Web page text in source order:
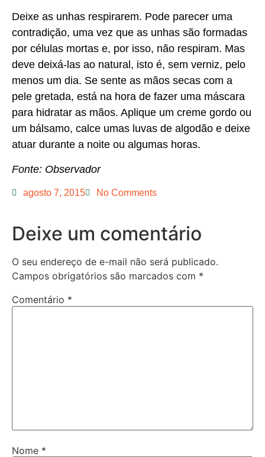
Deixe as unhas respirarem. Pode parecer uma
contradição, uma vez que as unhas são formadas
por células mortas e, por isso, não respiram. Mas
deve deixá-las ao natural, isto é, sem verniz, pelo
menos um dia. Se sente as mãos secas com a
pele gretada, está na hora de fazer uma máscara
para hidratar as mãos. Aplique um creme gordo ou
um bálsamo, calce umas luvas de algodão e deixe
atuar durante a noite ou algumas horas.
Fonte: Observador
agosto 7, 2015 No Comments
Deixe um comentário
O seu endereço de e-mail não será publicado.
Campos obrigatórios são marcados com *
Comentário *
Nome *